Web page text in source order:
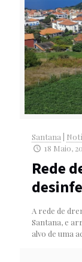
Santana
18 Maio,
Rede
A rede de
Santana, e
alvo de uma